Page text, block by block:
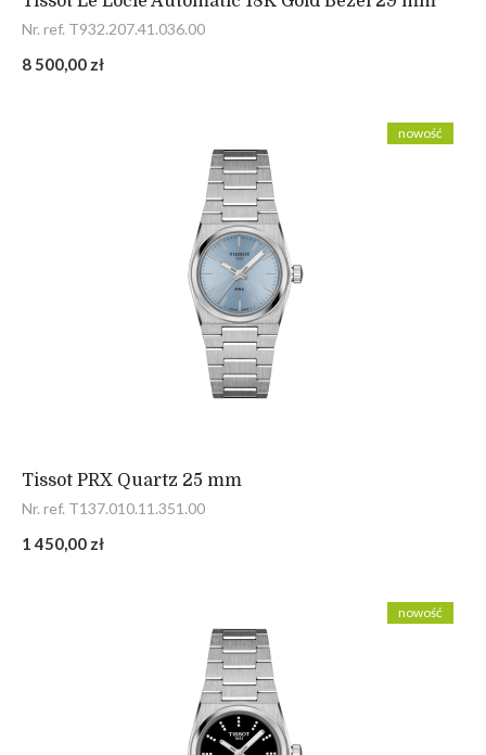
Nr. ref. T932.207.41.036.00
8 500,00 zł
Tissot PRX Quartz 25 mm
Nr. ref. T137.010.11.351.00
1 450,00 zł
nowość
nowość